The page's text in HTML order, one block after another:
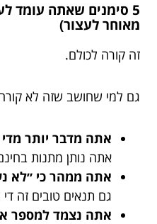
5 סימנים שאתה עומד
מאוחר לעצור)
זה קורה לכולם.
גם למי שחושב שזה לא
אתה מדבר יותר מדי
אתה נותן מתנות
אתה ממהר כי ״לא
גם תנאים טובים זה די
אתה נצמד למספר